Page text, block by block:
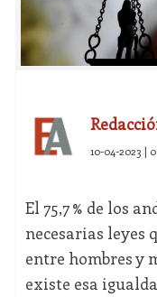
10-04-2023 |
El 75,7 % de los
necesarias leyes
entre hombres y
existe esa